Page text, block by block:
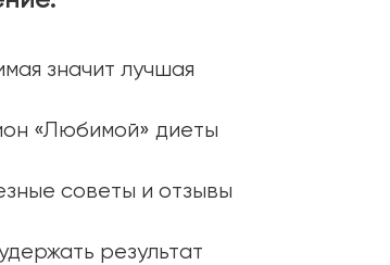
значит лучшая
«Любимой» диеты
советы и отзывы
результат